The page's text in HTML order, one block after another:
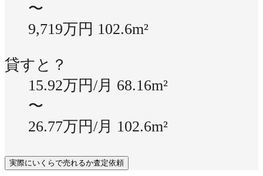
〜
9,719万円 102.6m²
貸すと？
15.92万円/月 68.16m²
〜
26.77万円/月 102.6m²
実際にいくらで売れるか査定依頼